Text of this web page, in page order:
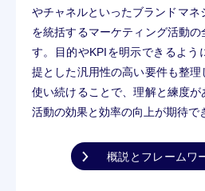
やチャネルといったブランドマネ
を統括するマーケティング活動
す。目的やKPIを明示できるよう
提とした汎用性の高い要件も整
使い続けることで、理解と練度
活動の効果と効率の向上が期待で
概説とフレームワ